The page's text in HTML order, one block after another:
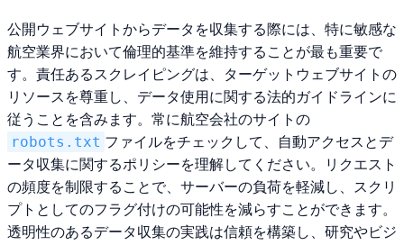
公開ウェブサイトからデータを収集する際には、特に敏感な
航空業界において倫理的基準を維持することが最も重要で
す。責任あるスクレイピングは、ターゲットウェブサイトの
リソースを尊重し、データ使用に関する法的ガイドラインに
従うことを含みます。常に航空会社のサイトの
robots.txt ファイルをチェックして、自動アクセスとデ
ータ収集に関するポリシーを理解してください。リクエスト
の頻度を制限することで、サーバーの負荷を軽減し、スクリ
プトとしてのフラグ付けの可能性を減らすことができます。
透明性のあるデータ収集の実践は信頼を構築し、研究やビジ